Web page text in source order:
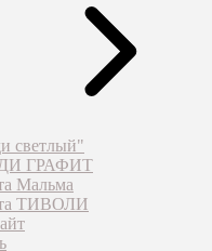
светлый"
ГРАФИТ
Мальма
ТИВОЛИ